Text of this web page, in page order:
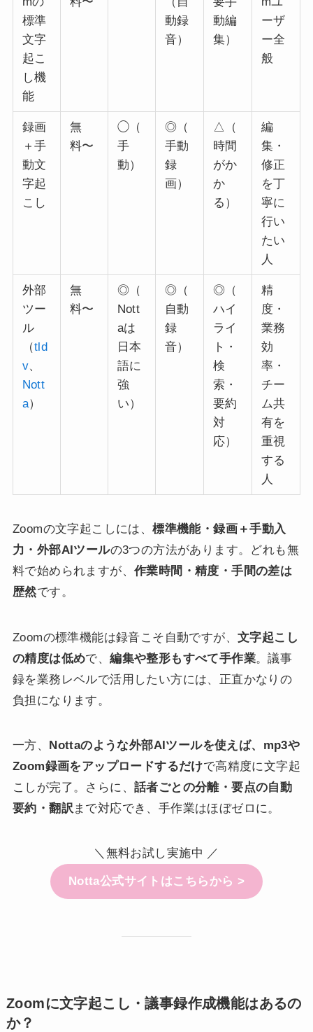
標準
文字
起こ
し機
能
動録
音）
動編
集）
ーザ
ー全
般
録画
＋手
動文
字起
こし
無
料〜
◯（
手
動）
◎（
手動
録
画）
△（
時間
がか
か
る）
編
集・
修正
を丁
寧に
行い
たい
人
外部
ツー
ル
（tld
v、
Nott
a）
無
料〜
◎（
Nott
aは
日本
語に
強
い）
◎（
自動
録
音）
◎（
ハイ
ライ
ト・
検
索・
要約
対
応）
精
度・
業務
効
率・
チー
ム共
有を
重視
する
人
Zoomの文字起こしには、標準機能・録画＋手動入
力・外部AIツールの3つの方法があります。どれも無
料で始められますが、 作業時間・精度・手間の差は
歴然です。
Zoomの標準機能は録音こそ自動ですが、 文字起こし
の精度は低めで、編集や整形もすべて手作業。議事
録を業務レベルで活用したい方には、正直かなりの
負担になります。
一方、 Nottaのような外部AIツールを使えば、mp3や
Zoom録画をアップロードするだけで高精度に文字起
こしが完了。さらに、 話者ごとの分離・要点の自動
要約・翻訳 まで対応でき、手作業はほぼゼロに。
＼無料お試し実施中 ／
Notta公式サイトはこちらから >
Zoomに文字起こし・議事録作成機能はあるの
か？